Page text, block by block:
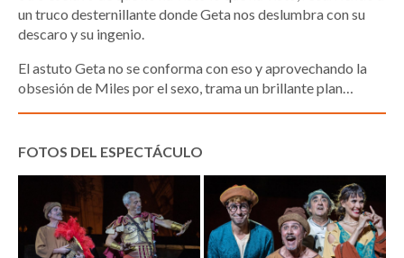
un truco desternillante donde Geta nos deslumbra con su
descaro y su ingenio.
El astuto Geta no se conforma con eso y aprovechando la
obsesión de Miles por el sexo, trama un brillante plan…
FOTOS DEL ESPECTÁCULO